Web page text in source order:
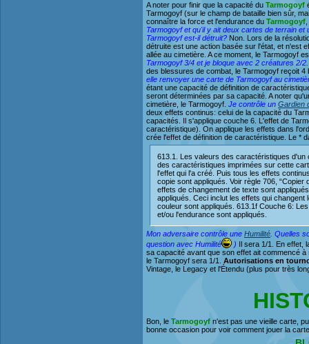
A noter pour finir que la capacité du Tarmogoyf
Tarmogoyf (sur le champ de bataille bien sûr,
connaître la force et l'endurance du Tarmogoyf
Tarmogoyf et qu'il y ait deux cartes de terrain
Tarmogoyf est-il détruit? Non. Lors de la
détruite est une action basée sur l'état, et n'est
allée au cimetière. A ce moment, le Tarmogoyf
Tarmogoyf 3/4 et je bloque avec 2 créatures 2/
des blessures de combat, le Tarmogoyf reçoit
elle renvoyer une carte de Tarmogoyf au
étant une capacité de définition de
seront déterminées par sa capacité. A noter
cimetière, le Tarmogoyf. Je contrôle un Gardien
deux effets continus: celui de la capacité du
capacités. Il s'applique couche 6. L'effet de
caractéristique). On applique les effets dans
crée l'effet de définition de caractéristique. Le *
613.1. Les valeurs des caractéristiques
des caractéristiques imprimées sur cette
l'effet qui l'a créé. Puis tous les effets
copie sont appliqués. Voir règle 706,
effets de changement de texte sont
appliqués. Ceci inclut les effets qui
couleur sont appliqués. 613.1f Couche 6:
et/ou l'endurance sont appliqués.
Mon adversaire contrôle une Humilité . Quelles
question avec Humilité
) Il sera 1/1. En effet,
sa capacité avant que son effet ait commencé
le Tarmogoyf sera 1/1. Autorisations en
Vintage, le Legacy et l'Étendu (plus pour très
Bon, le Tarmogoyf n'est pas une vieille carte,
bonne occasion pour voir comment jouer la